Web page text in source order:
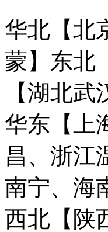
华北【北
蒙】 东北
【湖北
华东【上
昌、浙江
南宁、海
西北【陕